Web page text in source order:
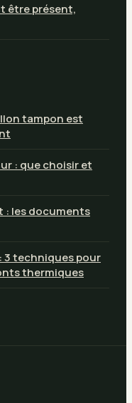
être présent,
tampon est
: que choisir et
: les documents
techniques pour
thermiques